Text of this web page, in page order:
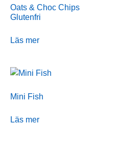
Oats & Choc Chips
Glutenfri
Läs mer
Mini Fish
Läs mer